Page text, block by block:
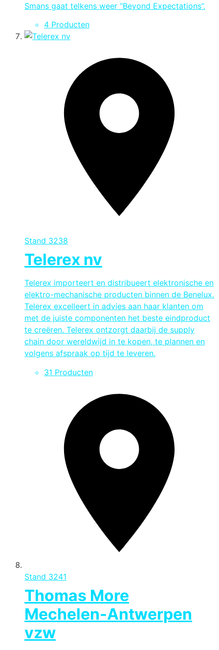
Smans gaat telkens weer “Beyond Expectations”.
4 Producten
Stand 3238
Telerex nv
Telerex importeert en distribueert elektronische en
elektro-mechanische producten binnen de Benelux.
Telerex excelleert in advies aan haar klanten om
met de juiste componenten het beste eindproduct
te creëren. Telerex ontzorgt daarbij de supply
chain door wereldwijd in te kopen, te plannen en
volgens afspraak op tijd te leveren.
31 Producten
Stand 3241
Thomas More
Mechelen-Antwerpen
vzw